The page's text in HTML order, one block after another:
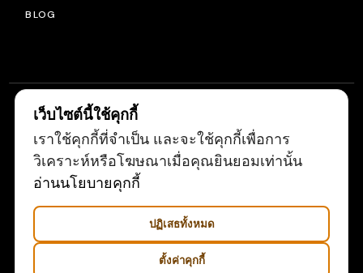
BLOG
© 2022LIGHTSOURCE, ALL RIGHTS RESERVED
เว็บไซต์นี้ใช้คุกกี้
เราใช้คุกกี้ที่จำเป็น และจะใช้คุกกี้เพื่อการ
วิเคราะห์หรือโฆษณาเมื่อคุณยินยอมเท่านั้น
อ่านนโยบายคุกกี้
ปฏิเสธทั้งหมด
ตั้งค่าคุกกี้